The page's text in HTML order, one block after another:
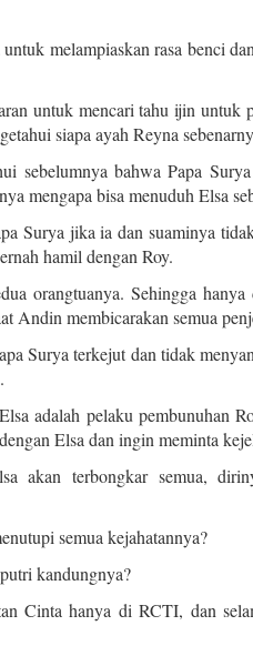
melampiaskan rasa benci
untuk mencari tahu ijin untuk
siapa ayah Reyna
sebelumnya bahwa Papa
mengapa bisa menuduh Elsa
Surya jika ia dan suaminya
hamil dengan Roy.
orangtuanya. Sehingga
Andin membicarakan semua
Surya terkejut dan tidak
adalah pelaku pembunuhan
Elsa dan ingin meminta
akan terbongkar semua,
semua kejahatannya?
kandungnya?
Cinta hanya di RCTI, dan